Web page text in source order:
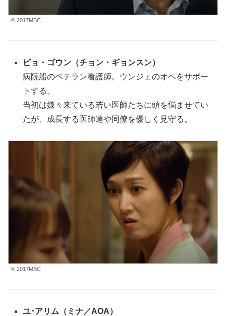
© 2017MBC
ピョ・ゴウン （チョン・ギョンスン）
病院船のベテラン看護師。ウンジェのオペをサポー
トする。
当初は嫌々来ている若い医師たちに頭を悩ませてい
たが、成長する医師達や同僚を優しく見守る。
© 2017MBC
ユ･アリム （ミナ／AOA）